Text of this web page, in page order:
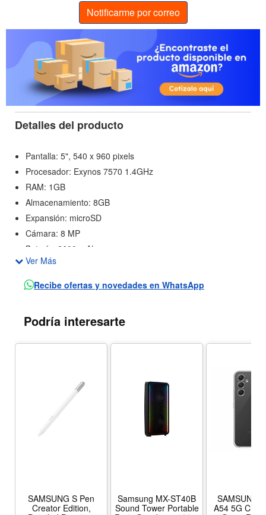
Notificarme por correo
Detalles del producto
Pantalla: 5", 540 x 960 pixels
Procesador: Exynos 7570 1.4GHz
RAM: 1GB
Almacenamiento: 8GB
Expansión: microSD
Cámara: 8 MP
Batería: 2600 mAh
OS: Android 8.1/Android Go
Perfil: 8.9 mm
Ver Más
Recibe ofertas y novedades en WhatsApp
Podría interesarte
SAMSUNG S Pen
Creator Edition,
Samsung MX-ST40B
Sound Tower Portable
SAMSUNG
A54 5G